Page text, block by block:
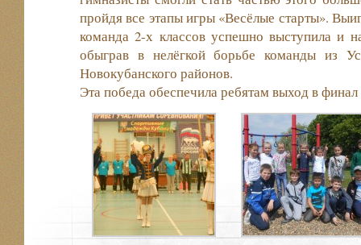
пройдя все этапы игры «Весёлые старты».
команда 2-х классов успешно выступила и
обыграв в нелёгкой борьбе команды из
Новокубанского районов.
Эта победа обеспечила ребятам выход в